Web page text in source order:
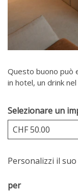
Questo buono può
in hotel, un drink
Selezionare un
Personalizzi il
per